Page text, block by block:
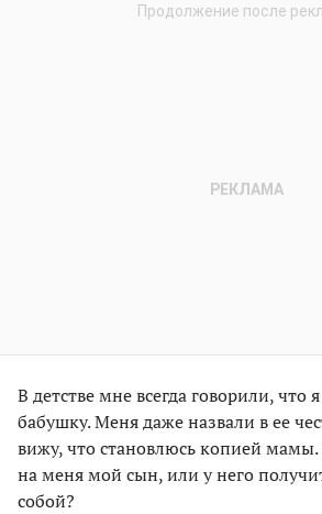
В детстве мне всегда говорили, что
бабушку. Меня даже назвали в ее
вижу, что становлюсь копией
на меня мой сын, или у него
собой?